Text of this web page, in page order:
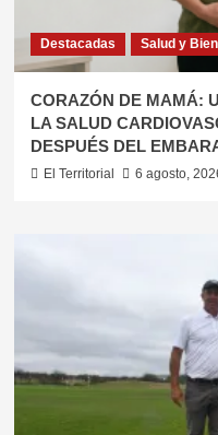
Destacadas Salud y
​CORAZÓN DE MAMÁ:
LA SALUD
DESPUÉS DEL
El Territorial 6 agosto,